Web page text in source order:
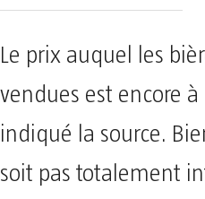
Le prix auquel les
vendues est encore à
indiqué la source.
soit pas totalement